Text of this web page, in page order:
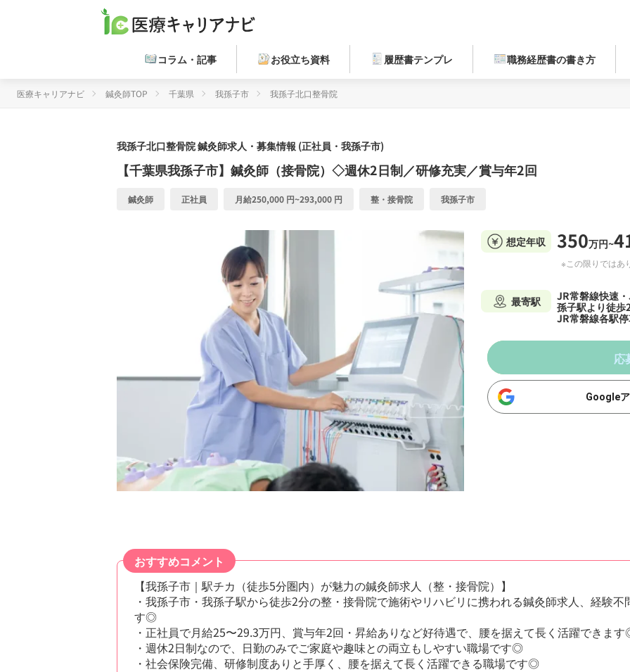
コラム・記事 お役立ち資料 履歴書テンプレ 職務経歴書の書き方
医療キャリアナビ 鍼灸師TOP 千葉県 我孫子市 我孫子北口整骨院
我孫子北口整骨院鍼灸師求人・募集情報 (正社員・我孫子市)
【千葉県我孫子市】鍼灸師（接骨院）◇週休2日制／研修充実／賞与年2回
鍼灸師 正社員 月給250,000 円~293,000 円 整・接骨院 我孫子市
想定年収 350万円~
※この限りではあ
最寄駅
JR常磐線快速
孫子駅より徒歩
JR常磐線各駅
応
Google
おすすめコメント
【我孫子市｜駅チカ（徒歩5分圏内）が魅力の鍼灸師求人（整・接骨院）】
・我孫子市・我孫子駅から徒歩2分の整・接骨院で施術やリハビリに携われる鍼灸師求人、経験
す◎
・正社員で月給25〜29.3万円、賞与年2回・昇給ありなど好待遇で、腰を据えて長く活躍できま
・週休2日制なので、日勤のみでご家庭や趣味との両立もしやすい職場です◎
・社会保険完備、研修制度ありと手厚く、腰を据えて長く活躍できる職場です◎